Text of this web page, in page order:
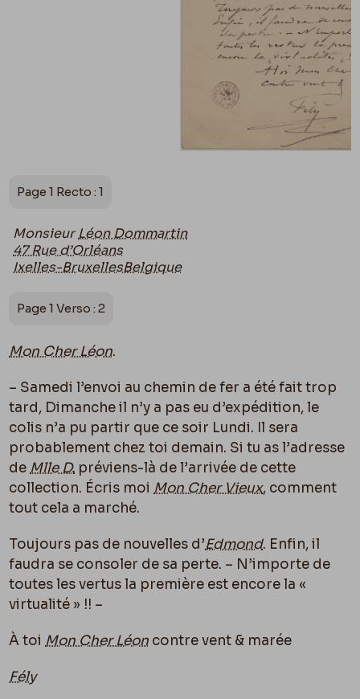
Page 1 Recto : 1
MonsieurLéon Dommartin
47 Rue d’Orléans
Ixelles-BruxellesBelgique
Page 1 Verso : 2
Mon Cher Léon.
– Samedi l’envoi au chemin de fer a été fait trop
tard, Dimanche il n’y a pas eu d’expédition, le
colis n’a pu partir que ce soir Lundi. Il sera
probablement chez toi demain. Si tu as l’adresse
de Mlle D. préviens-là de l’arrivée de cette
collection. Écris moi Mon Cher Vieux, comment
tout cela a marché.
Toujours pas de nouvelles d’Edmond. Enfin, il
faudra se consoler de sa perte. – N’importe de
toutes les vertus la première est encore la «
virtualité » !! –
À toi Mon Cher Léon contre vent & marée
Fély